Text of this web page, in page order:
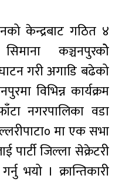
केन्द्रबाट गठित ४
कञ्चनपुरकोे
गरी अगाडि बढेको
विभिन्न कार्यक्रम
नगरपालिका वडा
मा एक सभा
पार्टी जिल्ला सेक्रेटरी
भयो । क्रान्तिकारी